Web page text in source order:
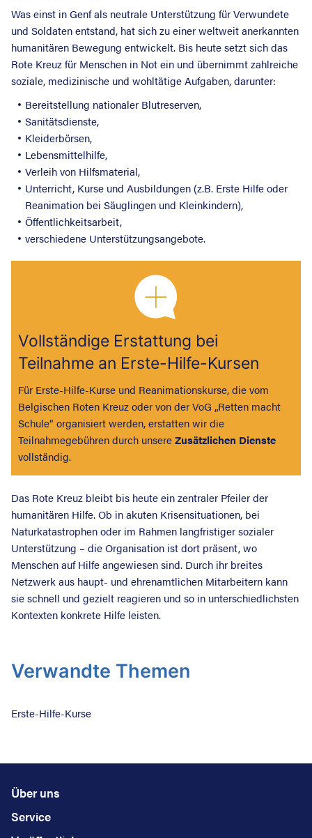
Was einst in Genf als neutrale Unterstützung für Verwundete
und Soldaten entstand, hat sich zu einer weltweit anerkannten
humanitären Bewegung entwickelt. Bis heute setzt sich das
Rote Kreuz für Menschen in Not ein und übernimmt zahlreiche
soziale, medizinische und wohltätige Aufgaben, darunter:
Bereitstellung nationaler Blutreserven,
Sanitätsdienste,
Kleiderbörsen,
Lebensmittelhilfe,
Verleih von Hilfsmaterial,
Unterricht, Kurse und Ausbildungen (z.B. Erste Hilfe oder
Reanimation bei Säuglingen und Kleinkindern),
Öffentlichkeitsarbeit,
verschiedene Unterstützungsangebote.
Vollständige Erstattung bei
Teilnahme an Erste-Hilfe-Kursen
Für Erste-Hilfe-Kurse und Reanimationskurse, die vom
Belgischen Roten Kreuz oder von der VoG „Retten macht
Schule“ organisiert werden, erstatten wir die
Teilnahmegebühren durch unsereZusätzlichen Dienste
vollständig.
Das Rote Kreuz bleibt bis heute ein zentraler Pfeiler der
humanitären Hilfe. Ob in akuten Krisensituationen, bei
Naturkatastrophen oder im Rahmen langfristiger sozialer
Unterstützung – die Organisation ist dort präsent, wo
Menschen auf Hilfe angewiesen sind. Durch ihr breites
Netzwerk aus haupt- und ehrenamtlichen Mitarbeitern kann
sie schnell und gezielt reagieren und so in unterschiedlichsten
Kontexten konkrete Hilfe leisten.
Verwandte Themen
Erste-Hilfe-Kurse
Über uns
Service